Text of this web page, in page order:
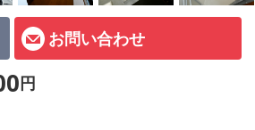
お問い合わせ
円